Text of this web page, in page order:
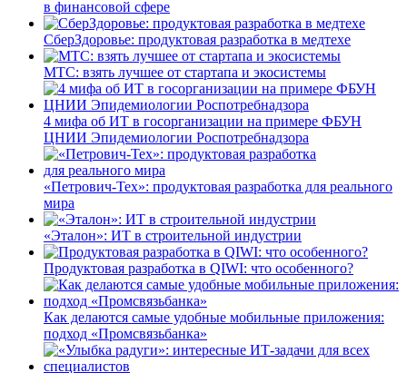
в финансовой сфере
СберЗдоровье: продуктовая разработка в медтехе
МТС: взять лучшее от стартапа и экосистемы
4 мифа об ИТ в госорганизации на примере ФБУН
ЦНИИ Эпидемиологии Роспотребнадзора
«Петрович-Тех»: продуктовая разработка для реального
мира
«Эталон»: ИТ в строительной индустрии
Продуктовая разработка в QIWI: что особенного?
Как делаются самые удобные мобильные приложения:
подход «Промсвязьбанка»